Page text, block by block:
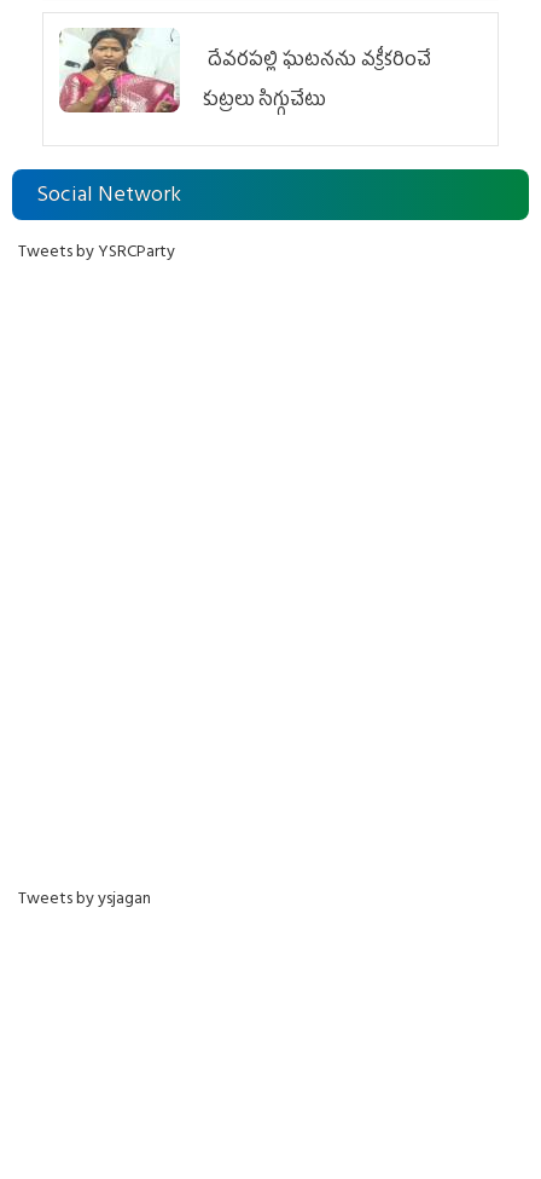
దేవరపల్లి ఘటనను వక్రీకరించే
కుట్రలు సిగ్గుచేటు
Social Network
Tweets by YSRCParty
Tweets by ysjagan